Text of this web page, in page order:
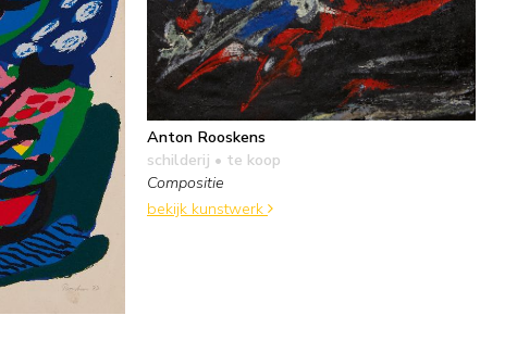
Anton Rooskens
schilderij • te koop
Compositie
bekijk kunstwerk